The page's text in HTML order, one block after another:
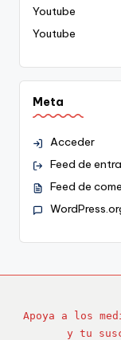
Youtube
Youtube
Meta
Acceder
Feed de
Feed de
Apoya a los
y tu